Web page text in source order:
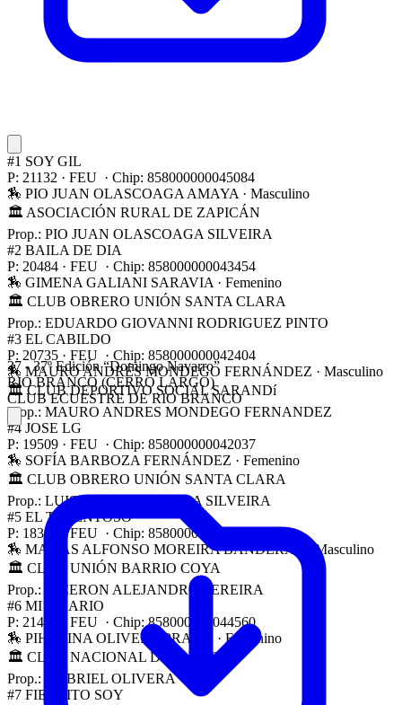
#1 SOY GIL
P: 21132 · FEU · Chip: 858000000045084
🏇 PIO JUAN OLASCOAGA AMAYA · Masculino
🏛 ASOCIACIÓN RURAL DE ZAPICÁN
Prop.: PIO JUAN OLASCOAGA SILVEIRA
#2 BAILA DE DIA
P: 20484 · FEU · Chip: 858000000043454
🏇 GIMENA GALIANI SARAVIA · Femenino
🏛 CLUB OBRERO UNIÓN SANTA CLARA
Prop.: EDUARDO GIOVANNI RODRIGUEZ PINTO
#3 EL CABILDO
P: 20735 · FEU · Chip: 858000000042404
🏇 MAURO ANDRÉS MONDEGO FERNÁNDEZ · Masculino
🏛 CLUB DEPORTIVO SOCIAL SARANDí
Prop.: MAURO ANDRES MONDEGO FERNANDEZ
#4 JOSE LG
P: 19509 · FEU · Chip: 858000000042037
🏇 SOFÍA BARBOZA FERNÁNDEZ · Femenino
🏛 CLUB OBRERO UNIÓN SANTA CLARA
Prop.: LUIS PABLO BARBOZA SILVEIRA
#5 EL TALENTOSO
P: 18351 · FEU · Chip: 858000000084905
🏇 MATIAS ALFONSO MOREIRA BANDERAS
· Masculino
🏛 CLUB UNIÓN BARRIO COYA
Prop.: CICERON ALEJANDRO PEREIRA
#6 MI SICARIO
P: 21401 · FEU · Chip: 858000000044560
🏇 PIHERINA OLIVERA PRADO · Femenino
🏛 CLUB NACIONAL DE FUTBOL
Prop.: GABRIEL OLIVERA
#7 FIERRITO SOY
37 - 37º Edición “Domingo Navarro”
RIO BRANCO (CERRO LARGO)
CLUB ECUESTRE DE RIO BRANCO